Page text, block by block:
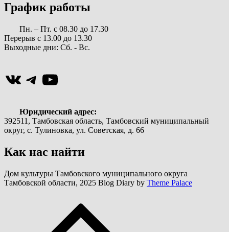
График работы
Пн. – Пт. с 08.30 до 17.30
Перерыв с 13.00 до 13.30
Выходные дни: Сб. - Вс.
ВКонтакте
Telegram
YouTube
Юридический адрес:
392511, Тамбовская область, Тамбовский муниципальный
округ, с. Тулиновка, ул. Советская, д. 66
Как нас найти
Дом культуры Тамбовского муниципального округа
Тамбовской области, 2025 Blog Diary by Theme Palace